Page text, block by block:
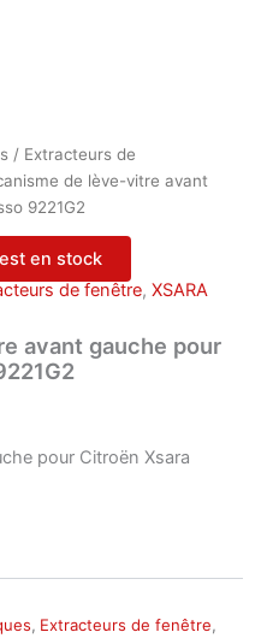
/ Extracteurs de
de lève-vitre avant
9221G2
en stock
de fenêtre, XSARA
avant gauche pour
pour Citroën Xsara
, Extracteurs de fenêtre,